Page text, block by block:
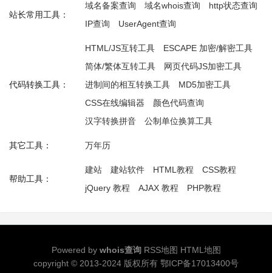
站长常用工具：
域名备案查询 域名whois查询
http状态查询
IP查询
UserAgent查询
代码转换工具：
HTML/JS互转工具
ESCAPE 加密/解密工具
简体/繁体互转工具
网页代码JS加密工具
进制间的相互转换工具
MD5加密工具
CSS在线编辑器
颜色代码查询
汉字转换拼音
公制单位换算工具
其它工具： 万年历
帮助工具：
建站 建站软件 HTML教程
CSS教程
jQuery 教程
AJAX 教程 PHP教程
Powered by whois查询 RSS地图 HTML地图
copyright © 2013-2024 版权所有 鄂ICP备17013400号